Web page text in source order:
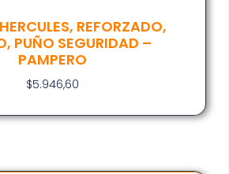
REFORZADO,
PUÑO SEGURIDAD –
PAMPERO
$5.946,60